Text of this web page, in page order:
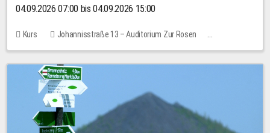
04.09.2026 07:00 bis 04.09.2026 15:00
Kurs
Johannisstraße 13 – Auditorium Zur Rosen
Keine freien Plätze